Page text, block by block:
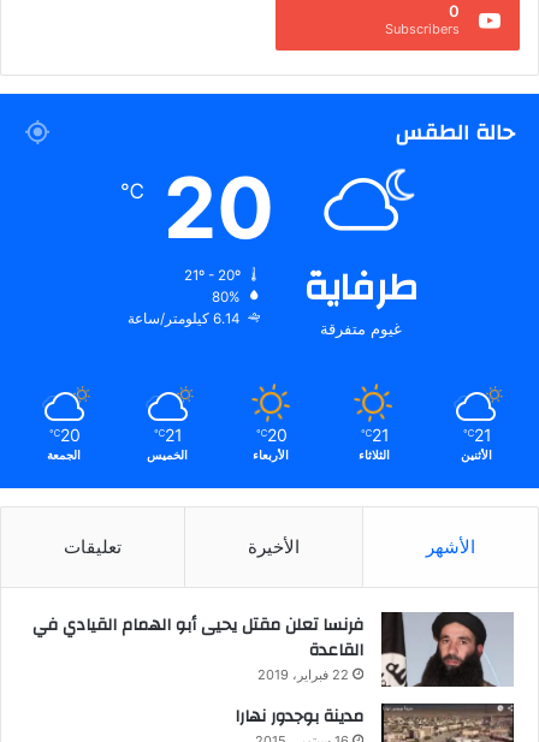
0
Subscribers
حالة الطقس
طرفاية
غيوم متفرقة
20
℃
80%
6.14 كيلومتر/ساعة
21
℃
الأثنين
21
℃
الثلاثاء
20
℃
الأربعاء
21
℃
الخميس
20
℃
الجمعة
الأشهر الأخيرة تعليقات
فرنسا تعلن مقتل يحيى أبو الهمام القيادي في
القاعدة
22 فبراير، 2019
مدينة بوجدور نهارا